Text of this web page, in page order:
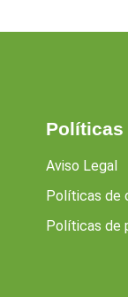
Políticas
Aviso Legal
Políticas de
Políticas de